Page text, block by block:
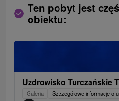
Ten pobyt jest
obiektu:
Uzdrowisko Turczańskie
Galeria Szczegółowe informacje o